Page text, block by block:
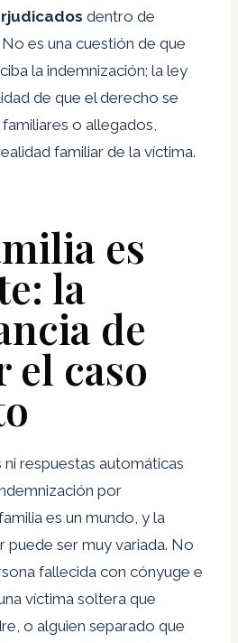
dentro de
es una cuestión de que
la indemnización; la ley
de que el derecho se
o allegados,
familiar de la víctima.
es
la
de
el caso
respuestas automáticas
por
es un mundo, y la
puede ser muy variada. No
fallecida con cónyuge e
víctima soltera que
o alguien separado que